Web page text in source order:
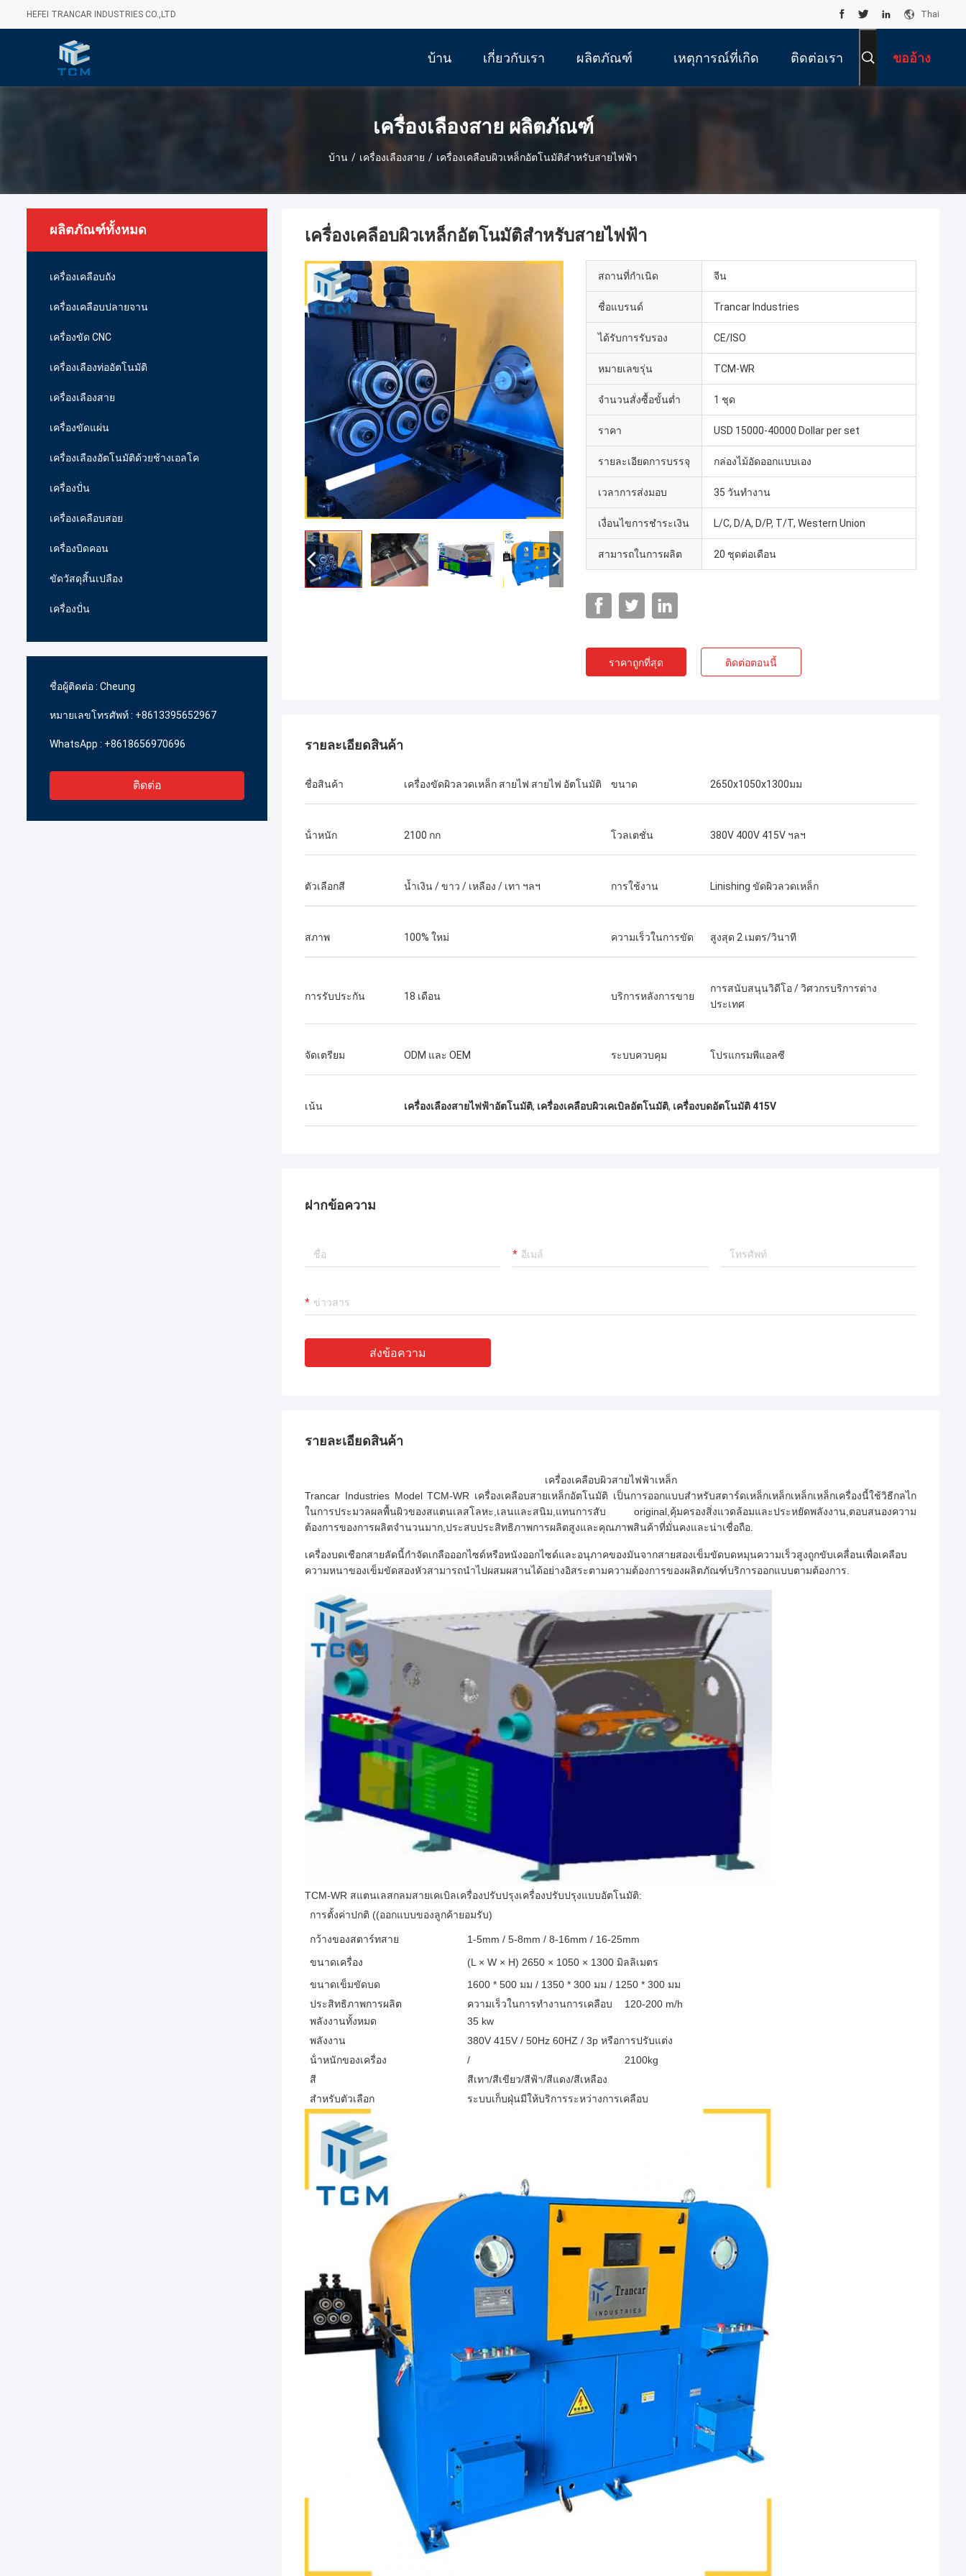
HEFEI TRANCAR INDUSTRIES CO.,LTD Thai
บ้าน เกี่ยวกับเรา ผลิตภัณฑ์ เหตุการณ์ที่เกิด ติดต่อเรา ขออ้าง
เครื่องเลืองสาย ผลิตภัณฑ์
บ้าน / เครื่องเลืองสาย / เครื่องเคลือบผิวเหล็กอัตโนมัติสําหรับสายไฟฟ้า
ผลิตภัณฑ์ทั้งหมด
เครื่องเคลือบถัง
เครื่องเคลือบปลายจาน
เครื่องขัด CNC
เครื่องเลืองท่ออัตโนมัติ
เครื่องเลืองสาย
เครื่องขัดแผ่น
เครื่องเลืองอัตโนมัติด้วยช้างเอลโค
เครื่องปั่น
เครื่องเคลือบสอย
เครื่องบิดคอน
ขัดวัสดุสิ้นเปลือง
เครื่องปั่น
ชื่อผู้ติดต่อ : Cheung
หมายเลขโทรศัพท์ : +8613395652967
WhatsApp : +8618656970696
ติดต่อ
เครื่องเคลือบผิวเหล็กอัตโนมัติสําหรับสายไฟฟ้า
สถานที่กำเนิด จีน
ชื่อแบรนด์ Trancar Industries
ได้รับการรับรอง CE/ISO
หมายเลขรุ่น TCM-WR
จำนวนสั่งซื้อขั้นต่ำ 1 ชุด
ราคา USD 15000-40000 Dollar per set
รายละเอียดการบรรจุ กล่องไม้อัดออกแบบเอง
เวลาการส่งมอบ 35 วันทำงาน
เงื่อนไขการชำระเงิน L/C, D/A, D/P, T/T, Western Union
สามารถในการผลิต 20 ชุดต่อเดือน
ราคาถูกที่สุด ติดต่อตอนนี้
รายละเอียดสินค้า
ชื่อสินค้า เครื่องขัดผิวลวดเหล็ก สายไฟ สายไฟ อัตโนมัติ ขนาด 2650x1050x1300มม
น้ําหนัก 2100 กก โวลเตชั่น 380V 400V 415V ฯลฯ
ตัวเลือกสี น้ำเงิน / ขาว / เหลือง / เทา ฯลฯ การใช้งาน Linishing ขัดผิวลวดเหล็ก
สภาพ 100% ใหม่ ความเร็วในการขัด สูงสุด 2 เมตร/วินาที
การรับประกัน 18 เดือน บริการหลังการขาย
การสนับสนุนวิดีโอ / วิศวกรบริการต่าง
ประเทศ
จัดเตรียม ODM และ OEM ระบบควบคุม โปรแกรมพีแอลซี
เน้น เครื่องเลืองสายไฟฟ้าอัตโนมัติ, เครื่องเคลือบผิวเคเบิลอัตโนมัติ, เครื่องบดอัตโนมัติ 415V
ฝากข้อความ
ส่งข้อความ
รายละเอียดสินค้า
เครื่องเคลือบผิวสายไฟฟ้าเหล็ก
Trancar Industries Model TCM-WR เครื่องเคลือบสายเหล็กอัตโนมัติ เป็นการออกแบบสําหรับสตาร์ดเหล็กเหล็กเหล็กเหล็กเครื่องนี้ใช้วิธีกลไก
ในการประมวลผลพื้นผิวของสแตนเลสโลหะ,เลนและสนิม,แทนการสับ original,คุ้มครองสิ่งแวดล้อมและประหยัดพลังงาน,ตอบสนองความ
ต้องการของการผลิตจํานวนมาก,ประสบประสิทธิภาพการผลิตสูงและคุณภาพสินค้าที่มั่นคงและน่าเชื่อถือ.
เครื่องบดเชือกสายลัดนี้กําจัดเกลือออกไซด์หรือหนังออกไซด์และอนุภาคของมันจากสายสองเข็มขัดบดหมุนความเร็วสูงถูกขับเคลื่อนเพื่อเคลือบ
ความหนาของเข็มขัดสองหัวสามารถนําไปผสมผสานได้อย่างอิสระตามความต้องการของผลิตภัณฑ์บริการออกแบบตามต้องการ.
TCM-WR สแตนเลสกลมสายเคเบิลเครื่องปรับปรุงเครื่องปรับปรุงแบบอัตโนมัติ:
การตั้งค่าปกติ ((ออกแบบของลูกค้ายอมรับ)
กว้างของสตาร์ทสาย
1-5mm / 5-8mm / 8-16mm / 16-25mm
ขนาดเครื่อง
(L × W × H) 2650 × 1050 × 1300 มิลลิเมตร
ขนาดเข็มขัดบด
1600 * 500 มม / 1350 * 300 มม / 1250 * 300 มม
ประสิทธิภาพการผลิต
ความเร็วในการทํางานการเคลือบ
120-200 m/h
พลังงานทั้งหมด
35 kw
พลังงาน
380V 415V / 50Hz 60HZ / 3p หรือการปรับแต่ง
น้ําหนักของเครื่อง
/
2100kg
สี
สีเทา/สีเขียว/สีฟ้า/สีแดง/สีเหลือง
สําหรับตัวเลือก
ระบบเก็บฝุ่นมีให้บริการระหว่างการเคลือบ